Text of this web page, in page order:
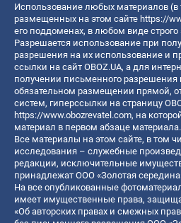
Использование любых материалов (в
размещенных на этом сайте https://
его поддоменах, в любом виде
Разрешается использование при
разрешения на их использование и
ссылки на сайт OBOZ.UA, а для
получении письменного разрешения
обязательном размещении прямой,
систем, гиперссылки на страницу
https://www.obozrevatel.com, на
материал в первом абзаце материала.
Все материалы на этом сайте, в том
исследования – служебные
редакции, исключительные
принадлежат ООО «Золотая
На все опубликованные
имеет имущественные права,
«Об авторских правах и смежных